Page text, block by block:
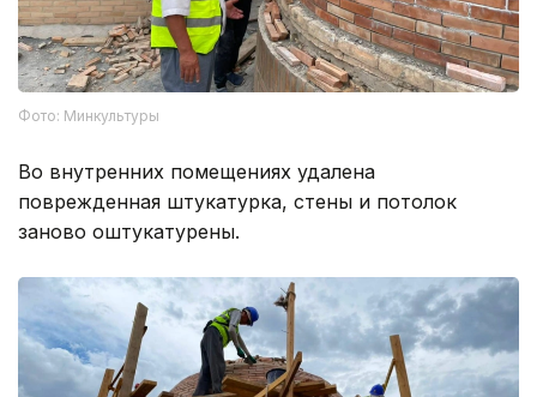
Фото: Минкультуры
Во внутренних помещениях удалена
поврежденная штукатурка, стены и потолок
заново оштукатурены.